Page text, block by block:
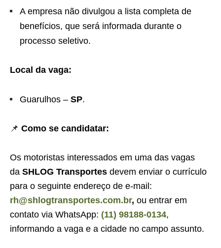
A empresa não divulgou a lista completa de
benefícios, que será informada durante o
processo seletivo.
Local da vaga:
Guarulhos – SP.
📌 Como se candidatar:
Os motoristas interessados em uma das vagas
da SHLOG Transportes devem enviar o currículo
para o seguinte endereço de e-mail:
rh@shlogtransportes.com.br, ou entrar em
contato via WhatsApp: (11) 98188-0134,
informando a vaga e a cidade no campo assunto.